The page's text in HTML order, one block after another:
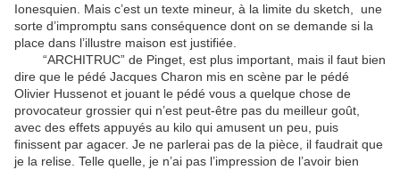
Ionesquien. Mais c’est un texte mineur, à la limite du sketch, une
sorte d’impromptu sans conséquence dont on se demande si la
place dans l’illustre maison est justifiée.
“ARCHITRUC” de Pinget, est plus important, mais il faut bien
dire que le pédé Jacques Charon mis en scène par le pédé
Olivier Hussenot et jouant le pédé vous a quelque chose de
provocateur grossier qui n’est peut-être pas du meilleur goût,
avec des effets appuyés au kilo qui amusent un peu, puis
finissent par agacer. Je ne parlerai pas de la pièce, il faudrait que
je la relise. Telle quelle, je n’ai pas l’impression de l’avoir bien